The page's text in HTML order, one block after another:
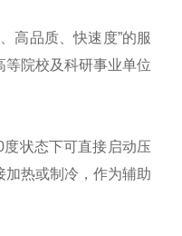
高品质、快速度”的服
院校及科研事业单位
状态下可直接启动压
热或制冷，作为辅助